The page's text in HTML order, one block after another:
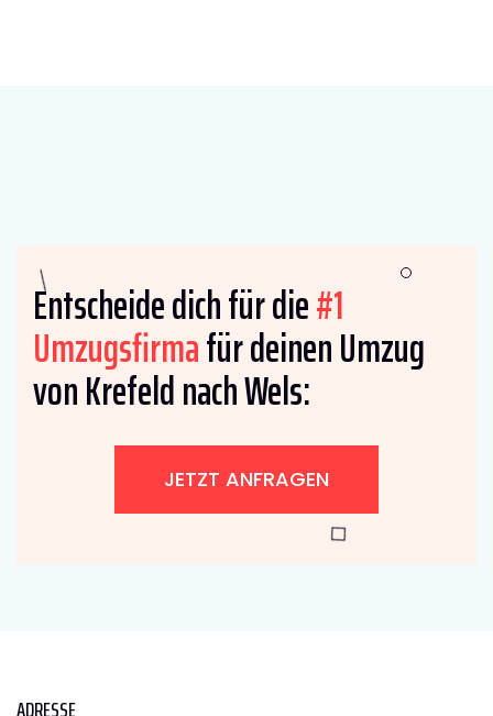
Entscheide dich für die#1
Umzugsfirmafür deinen Umzug
von Krefeld nach Wels:
JETZT ANFRAGEN